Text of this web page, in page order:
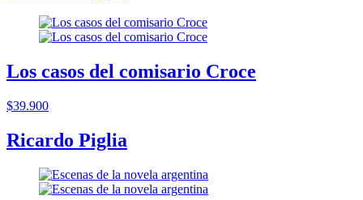
Los casos del comisario Croce
$39.900
Ricardo Piglia